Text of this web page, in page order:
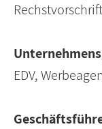
EDV,